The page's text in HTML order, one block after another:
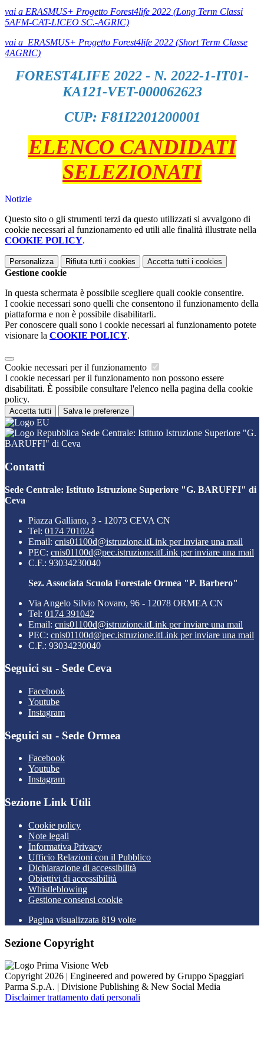
vai a ERASMUS+ Progetto Forest4life 2022 (Long Term Classi
5AFM-CAT-LICEO SC.-AGRIC)
vai a ERASMUS+ Progetto Forest4life 2022 (Short Term Classe
4AGRIC)
FOREST4LIFE 2022 - N. 2022-1-IT01-
KA121-VET-000062623
CUP: F81I2201200001
ELENCO CANDIDATI
SELEZIONATI
Notizie
Questo sito o gli strumenti terzi da questo utilizzati si avvalgono di
cookie necessari al funzionamento ed utili alle finalità illustrate nella
COOKIE POLICY.
Personalizza Rifiuta tutti i cookies Accetta tutti i cookies
Gestione cookie
In questa schermata è possibile scegliere quali cookie consentire.
I cookie necessari sono quelli che consentono il funzionamento della
piattaforma e non è possibile disabilitarli.
Per conoscere quali sono i cookie necessari al funzionamento potete
visionare la COOKIE POLICY.
Cookie necessari per il funzionamento
I cookie necessari per il funzionamento non possono essere
disabilitati. È possibile consultare l'elenco nella pagina della cookie
policy.
Accetta tutti Salva le preferenze
Sede Centrale: Istituto Istruzione Superiore "G.
BARUFFI" di Ceva
Contatti
Sede Centrale: Istituto Istruzione Superiore "G. BARUFFI" di
Ceva
Piazza Galliano, 3 - 12073 CEVA CN
Tel: 0174 701024
Email: cnis01100d@istruzione.itLink per inviare una mail
PEC: cnis01100d@pec.istruzione.itLink per inviare una mail
C.F.: 93034230040
Sez. Associata Scuola Forestale Ormea "P. Barbero"
Via Angelo Silvio Novaro, 96 - 12078 ORMEA CN
Tel: 0174 391042
Email: cnis01100d@istruzione.itLink per inviare una mail
PEC: cnis01100d@pec.istruzione.itLink per inviare una mail
C.F.: 93034230040
Seguici su - Sede Ceva
Facebook
Youtube
Instagram
Seguici su - Sede Ormea
Facebook
Youtube
Instagram
Sezione Link Utili
Cookie policy
Note legali
Informativa Privacy
Ufficio Relazioni con il Pubblico
Dichiarazione di accessibilità
Obiettivi di accessibilità
Whistleblowing
Gestione consensi cookie
Pagina visualizzata 819 volte
Sezione Copyright
Copyright 2026 | Engineered and powered by Gruppo Spaggiari
Parma S.p.A. | Divisione Publishing & New Social Media
Disclaimer trattamento dati personali